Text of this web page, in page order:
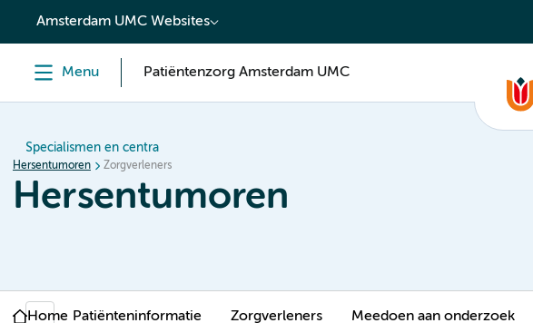
content
Amsterdam UMC Websites
Menu Patiëntenzorg Amsterdam UMC
Specialismen en centra
Hersentumoren Zorgverleners
Hersentumoren
Home Patiënteninformatie Zorgverleners Meedoen aan onderzoek